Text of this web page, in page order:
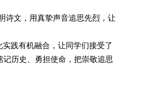
诗文，用真挚声音追思先烈，让
践有机融合，让同学们接受了
历史、勇担使命，把崇敬追思